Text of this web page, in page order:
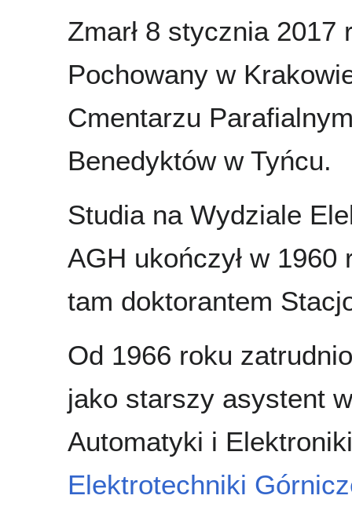
Zmarł 8 stycznia 2017
Pochowany w
Cmentarzu
Benedyktów w Tyńcu.
Studia na Wydziale
AGH ukończył w 1960
tam doktorantem
Od 1966 roku
jako starszy asystent
Automatyki i
Elektrotechniki